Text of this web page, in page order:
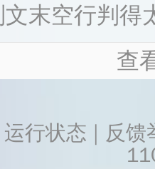
末空行判
查
运行状态 | 反馈